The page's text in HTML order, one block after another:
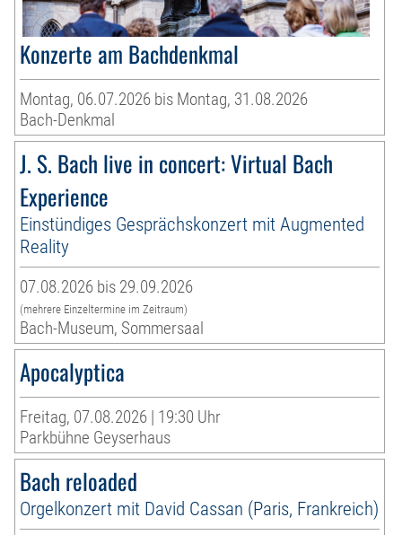
Konzerte am Bachdenkmal
Montag, 06.07.2026 bis Montag, 31.08.2026
Bach-Denkmal
J. S. Bach live in concert: Virtual Bach
Experience
Einstündiges Gesprächskonzert mit Augmented
Reality
07.08.2026 bis 29.09.2026
(mehrere Einzeltermine im Zeitraum)
Bach-Museum, Sommersaal
Apocalyptica
Freitag, 07.08.2026 | 19:30 Uhr
Parkbühne Geyserhaus
Bach reloaded
Orgelkonzert mit David Cassan (Paris, Frankreich)